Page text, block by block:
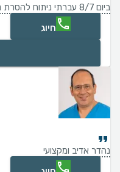
ביום 8/7 עברתי ניתוח להסרת נגע bcc בכנף אף ימין . המנתח היה ד״ר עידו ליסי . אתמול הייתי בביקורת במרפאה . אני רוצה להדגיש שכבר מהרגע הראשון נרגעתי , החיוך האדיבות תשומת הלב והמקצועיות שבו את ליבי . קבלתי טיפול מיטבי ולכל מי שיתעניין אמסור המלצה חמה ! תודה רבה
חיוג
נהדר אדיב ומקצועי